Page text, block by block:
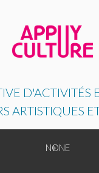
D'ACTIVITÉS
ARTISTIQUES
NONE